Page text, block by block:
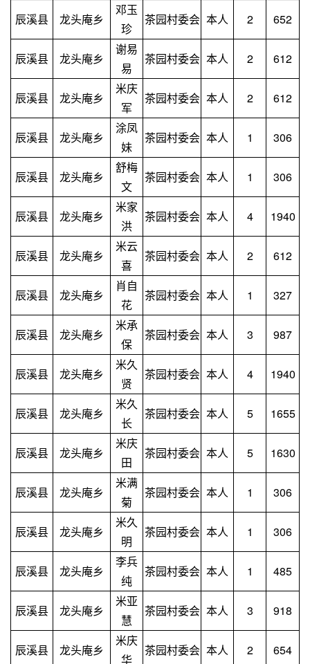
辰溪县 龙头庵乡
邓玉
珍
茶园村委会 本人 2 652
辰溪县 龙头庵乡
谢易
易
茶园村委会 本人 2 612
辰溪县 龙头庵乡
米庆
军
茶园村委会 本人 2 612
辰溪县 龙头庵乡
涂凤
妹
茶园村委会 本人 1 306
辰溪县 龙头庵乡
舒梅
文
茶园村委会 本人 1 306
辰溪县 龙头庵乡
米家
洪
茶园村委会 本人 4 1940
辰溪县 龙头庵乡
米云
喜
茶园村委会 本人 2 612
辰溪县 龙头庵乡
肖自
花
茶园村委会 本人 1 327
辰溪县 龙头庵乡
米承
保
茶园村委会 本人 3 987
辰溪县 龙头庵乡
米久
贤
茶园村委会 本人 4 1940
辰溪县 龙头庵乡
米久
长
茶园村委会 本人 5 1655
辰溪县 龙头庵乡
米庆
田
茶园村委会 本人 5 1630
辰溪县 龙头庵乡
米满
菊
茶园村委会 本人 1 306
辰溪县 龙头庵乡
米久
明
茶园村委会 本人 1 306
辰溪县 龙头庵乡
李兵
纯
茶园村委会 本人 1 485
辰溪县 龙头庵乡
米亚
慧
茶园村委会 本人 3 918
辰溪县 龙头庵乡
米庆
华
茶园村委会 本人 2 654